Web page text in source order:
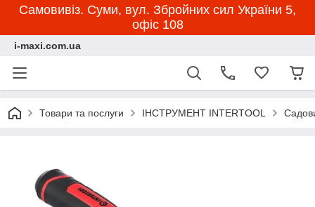
Самовивіз. Суми, вул. Збройних сил України 5,
офіс 108
i-maxi.com.ua
Товари та послуги ІНСТРУМЕНТ INTERTOOL